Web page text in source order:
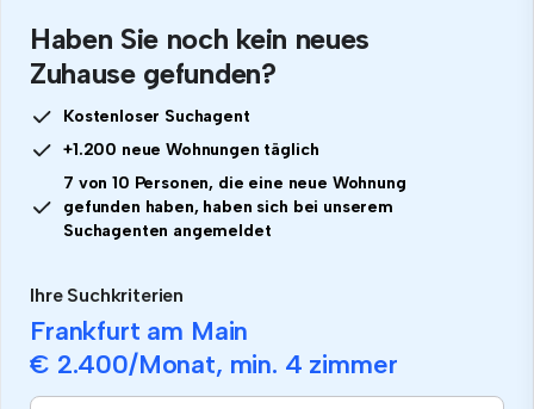
Haben Sie noch kein neues
Zuhause gefunden?
Kostenloser Suchagent
+1.200 neue Wohnungen täglich
7 von 10 Personen, die eine neue Wohnung
gefunden haben, haben sich bei unserem
Suchagenten angemeldet
Ihre Suchkriterien
Frankfurt am Main
€ 2.400/Monat, min. 4 zimmer